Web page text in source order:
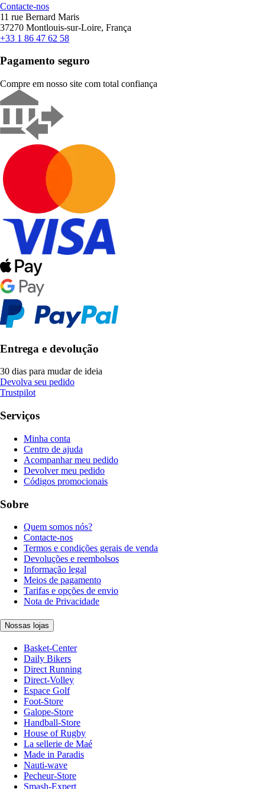
Contacte-nos
11 rue Bernard Maris
37270 Montlouis-sur-Loire, França
+33 1 86 47 62 58
Pagamento seguro
Compre em nosso site com total confiança
Entrega e devolução
30 dias para mudar de ideia
Devolva seu pedido
Trustpilot
Serviços
Minha conta
Centro de ajuda
Acompanhar meu pedido
Devolver meu pedido
Códigos promocionais
Sobre
Quem somos nós?
Contacte-nos
Termos e condições gerais de venda
Devoluções e reembolsos
Informação legal
Meios de pagamento
Tarifas e opções de envio
Nota de Privacidade
Nossas lojas
Basket-Center
Daily Bikers
Direct Running
Direct-Volley
Espace Golf
Foot-Store
Galope-Store
Handball-Store
House of Rugby
La sellerie de Maé
Made in Paradis
Nauti-wave
Pecheur-Store
Smash-Expert